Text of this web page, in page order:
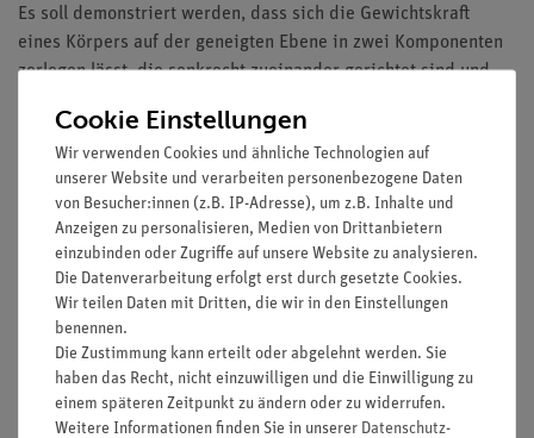
Es soll demonstriert werden, dass sich die Gewichtskraft
eines Körpers auf der geneigten Ebene in zwei Komponenten
zerlegen lässt, die senkrecht zueinander gerichtet sind und
Ferner soll untersucht werden, wie die Hangabtriebskraft
berechnet werden kann.
Vorteile
Optimiert für Demonstrationsversuche: Von der
Horizontalen in die Senkrechte gebracht
Gute Sichtbarkeit: Große Demonstrationsmessgeräte auf
gleichmäßigem Hintergrund
Magnete mit starker Haltekraft (mind. 10 N)
Cookie Einstellungen
Wir verwenden Cookies und ähnliche Technologien auf
unserer Website und verarbeiten personenbezogene Daten
von Besucher:innen (z.B. IP-Adresse), um z.B. Inhalte und
Anzeigen zu personalisieren, Medien von Drittanbietern
einzubinden oder Zugriffe auf unsere Website zu analysieren.
Die Datenverarbeitung erfolgt erst durch gesetzte Cookies.
Wir teilen Daten mit Dritten, die wir in den Einstellungen
benennen.
Die Zustimmung kann erteilt oder abgelehnt werden. Sie
haben das Recht, nicht einzuwilligen und die Einwilligung zu
einem späteren Zeitpunkt zu ändern oder zu widerrufen.
Weitere Informationen finden Sie in unserer Daten­schutz­